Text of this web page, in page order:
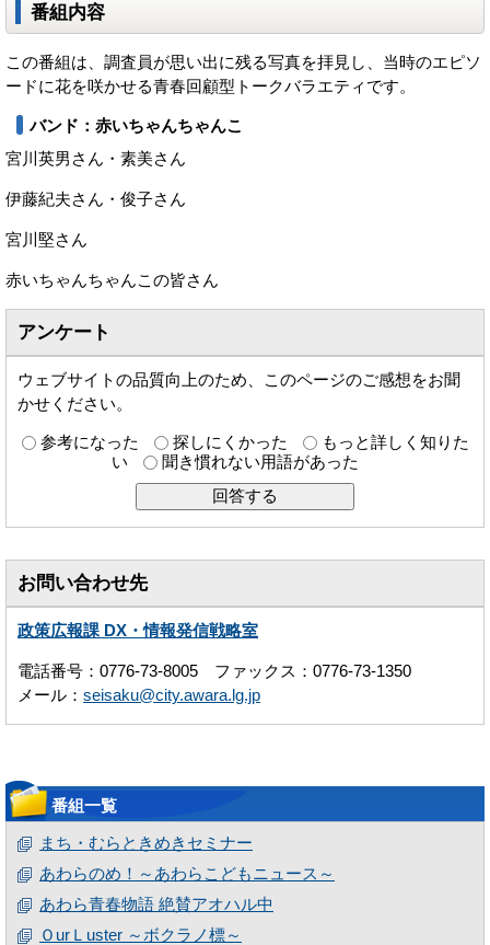
番組内容
この番組は、調査員が思い出に残る写真を拝見し、当時のエピソ
ードに花を咲かせる青春回顧型トークバラエティです。
バンド：赤いちゃんちゃんこ
宮川英男さん・素美さん
伊藤紀夫さん・俊子さん
宮川堅さん
赤いちゃんちゃんこの皆さん
アンケート
ウェブサイトの品質向上のため、このページのご感想をお聞
かせください。
参考になった 探しにくかった
もっと詳しく知りた
い
聞き慣れない用語があった
お問い合わせ先
政策広報課 DX・情報発信戦略室
電話番号：0776-73-8005 ファックス：0776-73-1350
メール： seisaku@city.awara.lg.jp
番組一覧
まち・むらときめきセミナー
あわらのめ！～あわらこどもニュース～
あわら青春物語 絶賛アオハル中
ＯurＬuster ～ボクラノ標～